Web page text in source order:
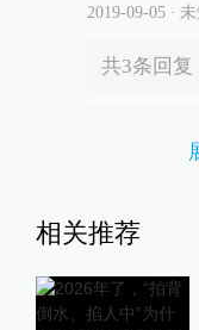
2019-09-05∙ 未
共3条回复
相关推荐